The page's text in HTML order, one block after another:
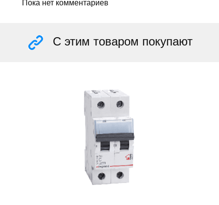
Пока нет комментариев
С этим товаром покупают